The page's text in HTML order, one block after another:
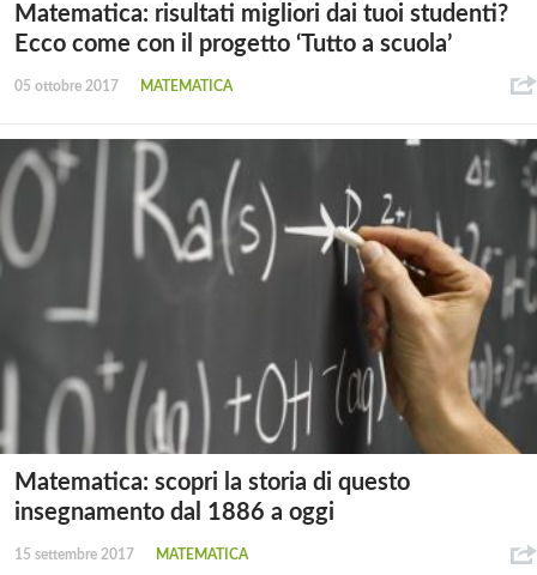
Matematica: risultati migliori dai tuoi studenti?
Ecco come con il progetto ‘Tutto a scuola’
05 ottobre 2017 MATEMATICA
Matematica: scopri la storia di questo
insegnamento dal 1886 a oggi
15 settembre 2017 MATEMATICA